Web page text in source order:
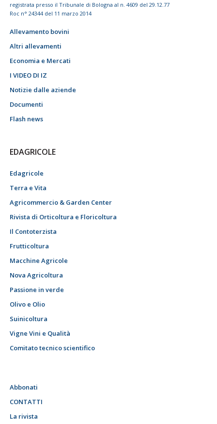
registrata presso il Tribunale di Bologna al n. 4609 del 29.12.77
Roc n° 24344 del 11 marzo 2014
Allevamento bovini
Altri allevamenti
Economia e Mercati
I VIDEO DI IZ
Notizie dalle aziende
Documenti
Flash news
EDAGRICOLE
Edagricole
Terra e Vita
Agricommercio & Garden Center
Rivista di Orticoltura e Floricoltura
Il Contoterzista
Frutticoltura
Macchine Agricole
Nova Agricoltura
Passione in verde
Olivo e Olio
Suinicoltura
Vigne Vini e Qualità
Comitato tecnico scientifico
Abbonati
CONTATTI
La rivista